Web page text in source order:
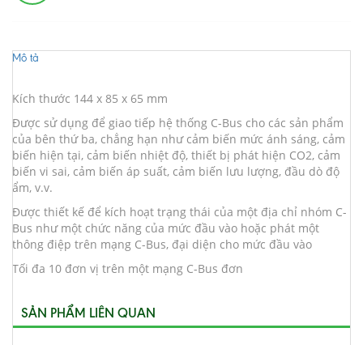
Mô tả
Kích thước 144 x 85 x 65 mm
Được sử dụng để giao tiếp hệ thống C-Bus cho các sản phẩm
của bên thứ ba, chẳng hạn như cảm biến mức ánh sáng, cảm
biến hiện tại, cảm biến nhiệt độ, thiết bị phát hiện CO2, cảm
biến vi sai, cảm biến áp suất, cảm biến lưu lượng, đầu dò độ
ẩm, v.v.
Được thiết kế để kích hoạt trạng thái của một địa chỉ nhóm C-
Bus như một chức năng của mức đầu vào hoặc phát một
thông điệp trên mạng C-Bus, đại diện cho mức đầu vào
Tối đa 10 đơn vị trên một mạng C-Bus đơn
SẢN PHẨM LIÊN QUAN